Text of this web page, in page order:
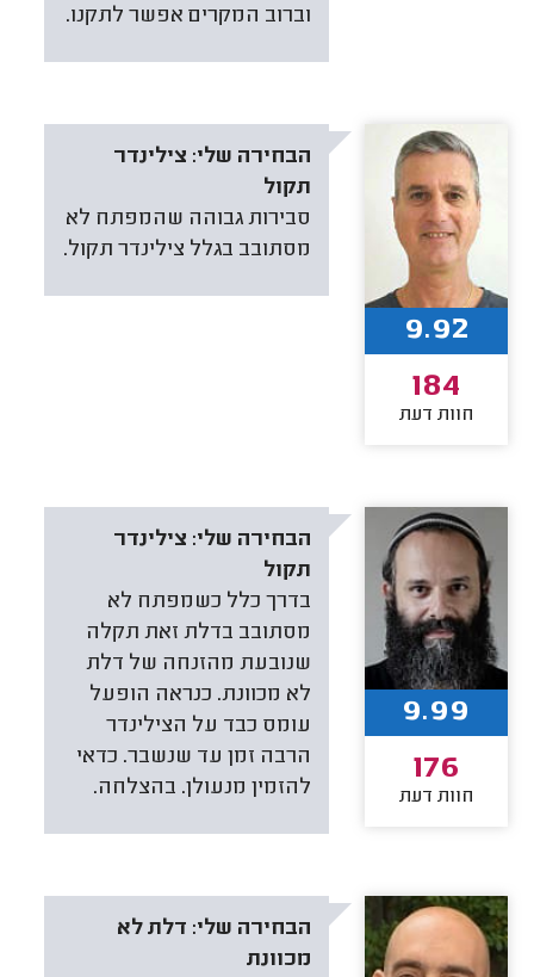
וברוב המקרים אפשר לתקנו.
הבחירה שלי: צילינדר
תקול
סבירות גבוהה שהמפתח לא
מסתובב בגלל צילינדר תקול.
9.92
184
חוות דעת
הבחירה שלי: צילינדר
תקול
בדרך כלל כשמפתח לא
מסתובב בדלת זאת תקלה
שנובעת מהזנחה של דלת
לא מכוונת. כנראה הופעל
עומס כבד על הצילינדר
הרבה זמן עד שנשבר. כדאי
להזמין מנעולן. בהצלחה.
9.99
176
חוות דעת
הבחירה שלי: דלת לא
מכוונת